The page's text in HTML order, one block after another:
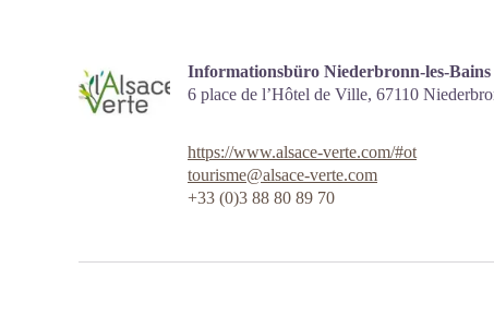
Informationsbüro Niederbronn-les-
6 place de l’Hôtel de Ville, 67110
https://www.alsace-verte.com/#ot
tourisme@alsace-verte.com
+33 (0)3 88 80 89 70